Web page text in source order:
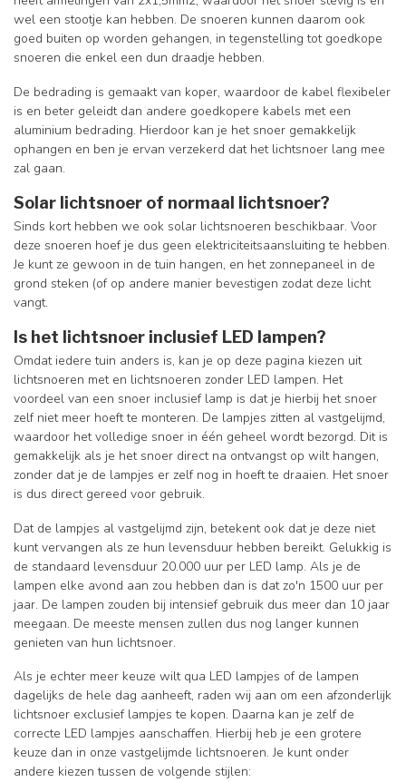
wel een stootje kan hebben. De snoeren kunnen daarom ook
goed buiten op worden gehangen, in tegenstelling tot goedkope
snoeren die enkel een dun draadje hebben.
De bedrading is gemaakt van koper, waardoor de kabel flexibeler
is en beter geleidt dan andere goedkopere kabels met een
aluminium bedrading. Hierdoor kan je het snoer gemakkelijk
ophangen en ben je ervan verzekerd dat het lichtsnoer lang mee
zal gaan.
Solar lichtsnoer of normaal lichtsnoer?
Sinds kort hebben we ook solar lichtsnoeren beschikbaar. Voor
deze snoeren hoef je dus geen elektriciteitsaansluiting te hebben.
Je kunt ze gewoon in de tuin hangen, en het zonnepaneel in de
grond steken (of op andere manier bevestigen zodat deze licht
vangt.
Is het lichtsnoer inclusief LED lampen?
Omdat iedere tuin anders is, kan je op deze pagina kiezen uit
lichtsnoeren met en lichtsnoeren zonder LED lampen. Het
voordeel van een snoer inclusief lamp is dat je hierbij het snoer
zelf niet meer hoeft te monteren. De lampjes zitten al vastgelijmd,
waardoor het volledige snoer in één geheel wordt bezorgd. Dit is
gemakkelijk als je het snoer direct na ontvangst op wilt hangen,
zonder dat je de lampjes er zelf nog in hoeft te draaien. Het snoer
is dus direct gereed voor gebruik.
Dat de lampjes al vastgelijmd zijn, betekent ook dat je deze niet
kunt vervangen als ze hun levensduur hebben bereikt. Gelukkig is
de standaard levensduur 20.000 uur per LED lamp. Als je de
lampen elke avond aan zou hebben dan is dat zo'n 1500 uur per
jaar. De lampen zouden bij intensief gebruik dus meer dan 10 jaar
meegaan. De meeste mensen zullen dus nog langer kunnen
genieten van hun lichtsnoer.
Als je echter meer keuze wilt qua LED lampjes of de lampen
dagelijks de hele dag aanheeft, raden wij aan om een afzonderlijk
lichtsnoer exclusief lampjes te kopen. Daarna kan je zelf de
correcte LED lampjes aanschaffen. Hierbij heb je een grotere
keuze dan in onze vastgelijmde lichtsnoeren. Je kunt onder
andere kiezen tussen de volgende stijlen: